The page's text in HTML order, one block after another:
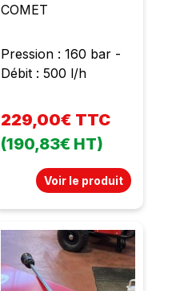
COMET
Pression : 160 bar -
Débit : 500 l/h
229,00€ TTC
(190,83€ HT)
Voir le produit